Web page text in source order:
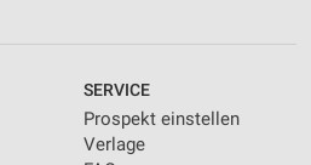
SERVICE
Prospekt einstellen
Verlage